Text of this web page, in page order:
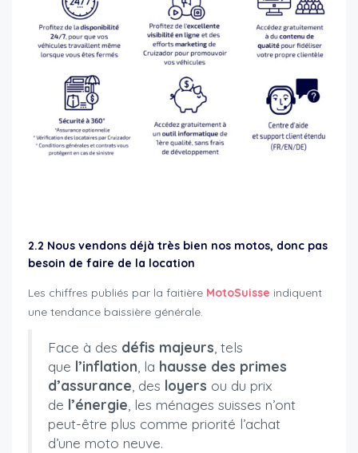
2.2 Nous vendons déjà très bien nos motos, donc pas
besoin de faire de la location
Les chiffres publiés par la faitière MotoSuisse indiquent
une tendance baissière générale.
Face à des défis majeurs , tels
que l’inflation , la hausse des primes
d’assurance , des loyers ou du prix
de l’énergie , les ménages suisses n’ont
peut-être plus comme priorité l’achat
d’une moto neuve.